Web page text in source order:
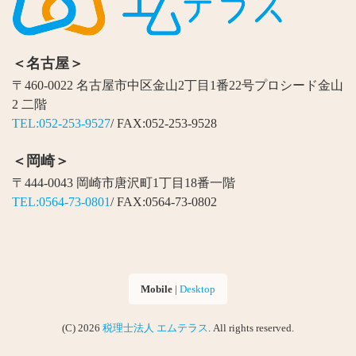
＜名古屋＞
〒460-0022 名古屋市中区金山2丁目1番22号プロシード金山
2 二階
TEL:052-253-9527/ FAX:052-253-9528
＜岡崎＞
〒444-0043 岡崎市唐沢町1丁目18番一階
TEL:0564-73-0801/ FAX:0564-73-0802
Mobile | Desktop
(C) 2026 税理士法人 エムテラス. All rights reserved.